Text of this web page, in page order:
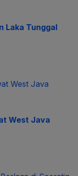
Laka Tunggal
West Java